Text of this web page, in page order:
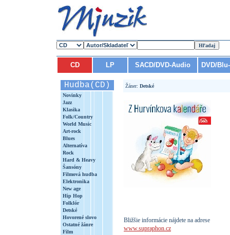
CD LP SACD/DVD-Audio DVD/
Hudba(CD)
Novinky
Jazz
Klasika
Folk/Country
World Music
Art-rock
Blues
Alternatíva
Rock
Hard & Heavy
Šansóny
Filmová hudba
Elektronika
New age
Hip Hop
Folklór
Detské
Hovorené slovo
Ostatné žánre
Film
Žáner: Detské
Bližšie informácie nájdete na adrese
www.supraphon.cz